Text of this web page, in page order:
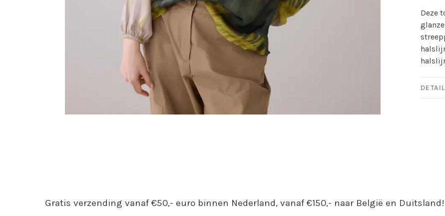
Deze
Gratis verzending vanaf €50,- euro binnen Nederland, vanaf €150,- naar België en Duitsland!